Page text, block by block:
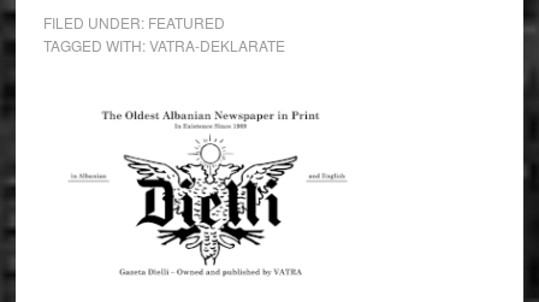
FILED UNDER: FEATURED
TAGGED WITH:VATRA-DEKLARATE